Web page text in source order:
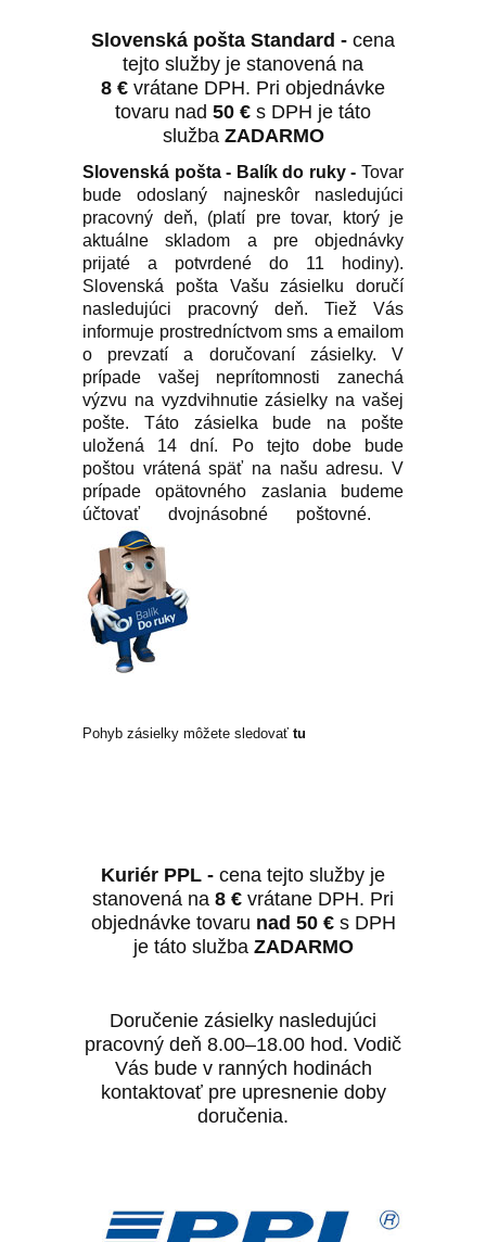
Slovenská pošta Standard - cena
tejto služby je stanovená na
8 € vrátane DPH. Pri objednávke
tovaru nad 50 € s DPH je táto
službaZADARMO
Slovenská pošta - Balík do ruky - Tovar
bude odoslaný najneskôr nasledujúci
pracovný deň, (platí pre tovar, ktorý je
aktuálne skladom a pre objednávky
prijaté a potvrdené do 11 hodiny).
Slovenská pošta Vašu zásielku doručí
nasledujúci pracovný deň. Tiež Vás
informuje prostredníctvom sms a emailom
o prevzatí a doručovaní zásielky. V
prípade vašej neprítomnosti zanechá
výzvu na vyzdvihnutie zásielky na vašej
pošte. Táto zásielka bude na pošte
uložená 14 dní. Po tejto dobe bude
poštou vrátená späť na našu adresu. V
prípade opätovného zaslania budeme
účtovať dvojnásobné poštovné.
Pohyb zásielky môžete sledovať tu
Kuriér PPL - cena tejto služby je
stanovená na 8 € vrátane DPH. Pri
objednávke tovaru nad 50 €s DPH
je táto služba ZADARMO
Doručenie zásielky nasledujúci
pracovný deň 8.00–18.00 hod. Vodič
Vás bude v ranných hodinách
kontaktovať pre upresnenie doby
doručenia.